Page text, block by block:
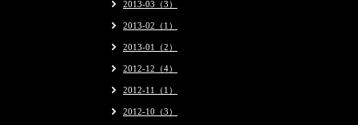
2013-03（3）
2013-02（1）
2013-01（2）
2012-12（4）
2012-11（1）
2012-10（3）